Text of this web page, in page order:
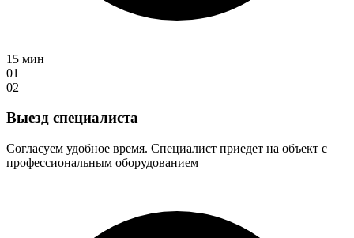
15 мин
01
02
Выезд специалиста
Согласуем удобное время. Специалист приедет на объект с
профессиональным оборудованием